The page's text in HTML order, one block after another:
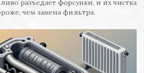
разъедает форсунки, и их чистка
чем замена фильтра.